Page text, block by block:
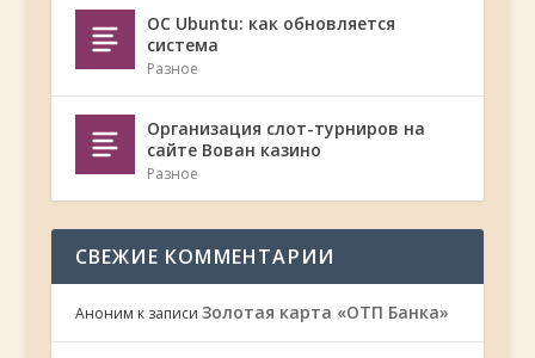
ОС Ubuntu: как обновляется
система
Разное
Организация слот-турниров на
сайте Вован казино
Разное
СВЕЖИЕ КОММЕНТАРИИ
Аноним к записи Золотая карта «ОТП Банка»